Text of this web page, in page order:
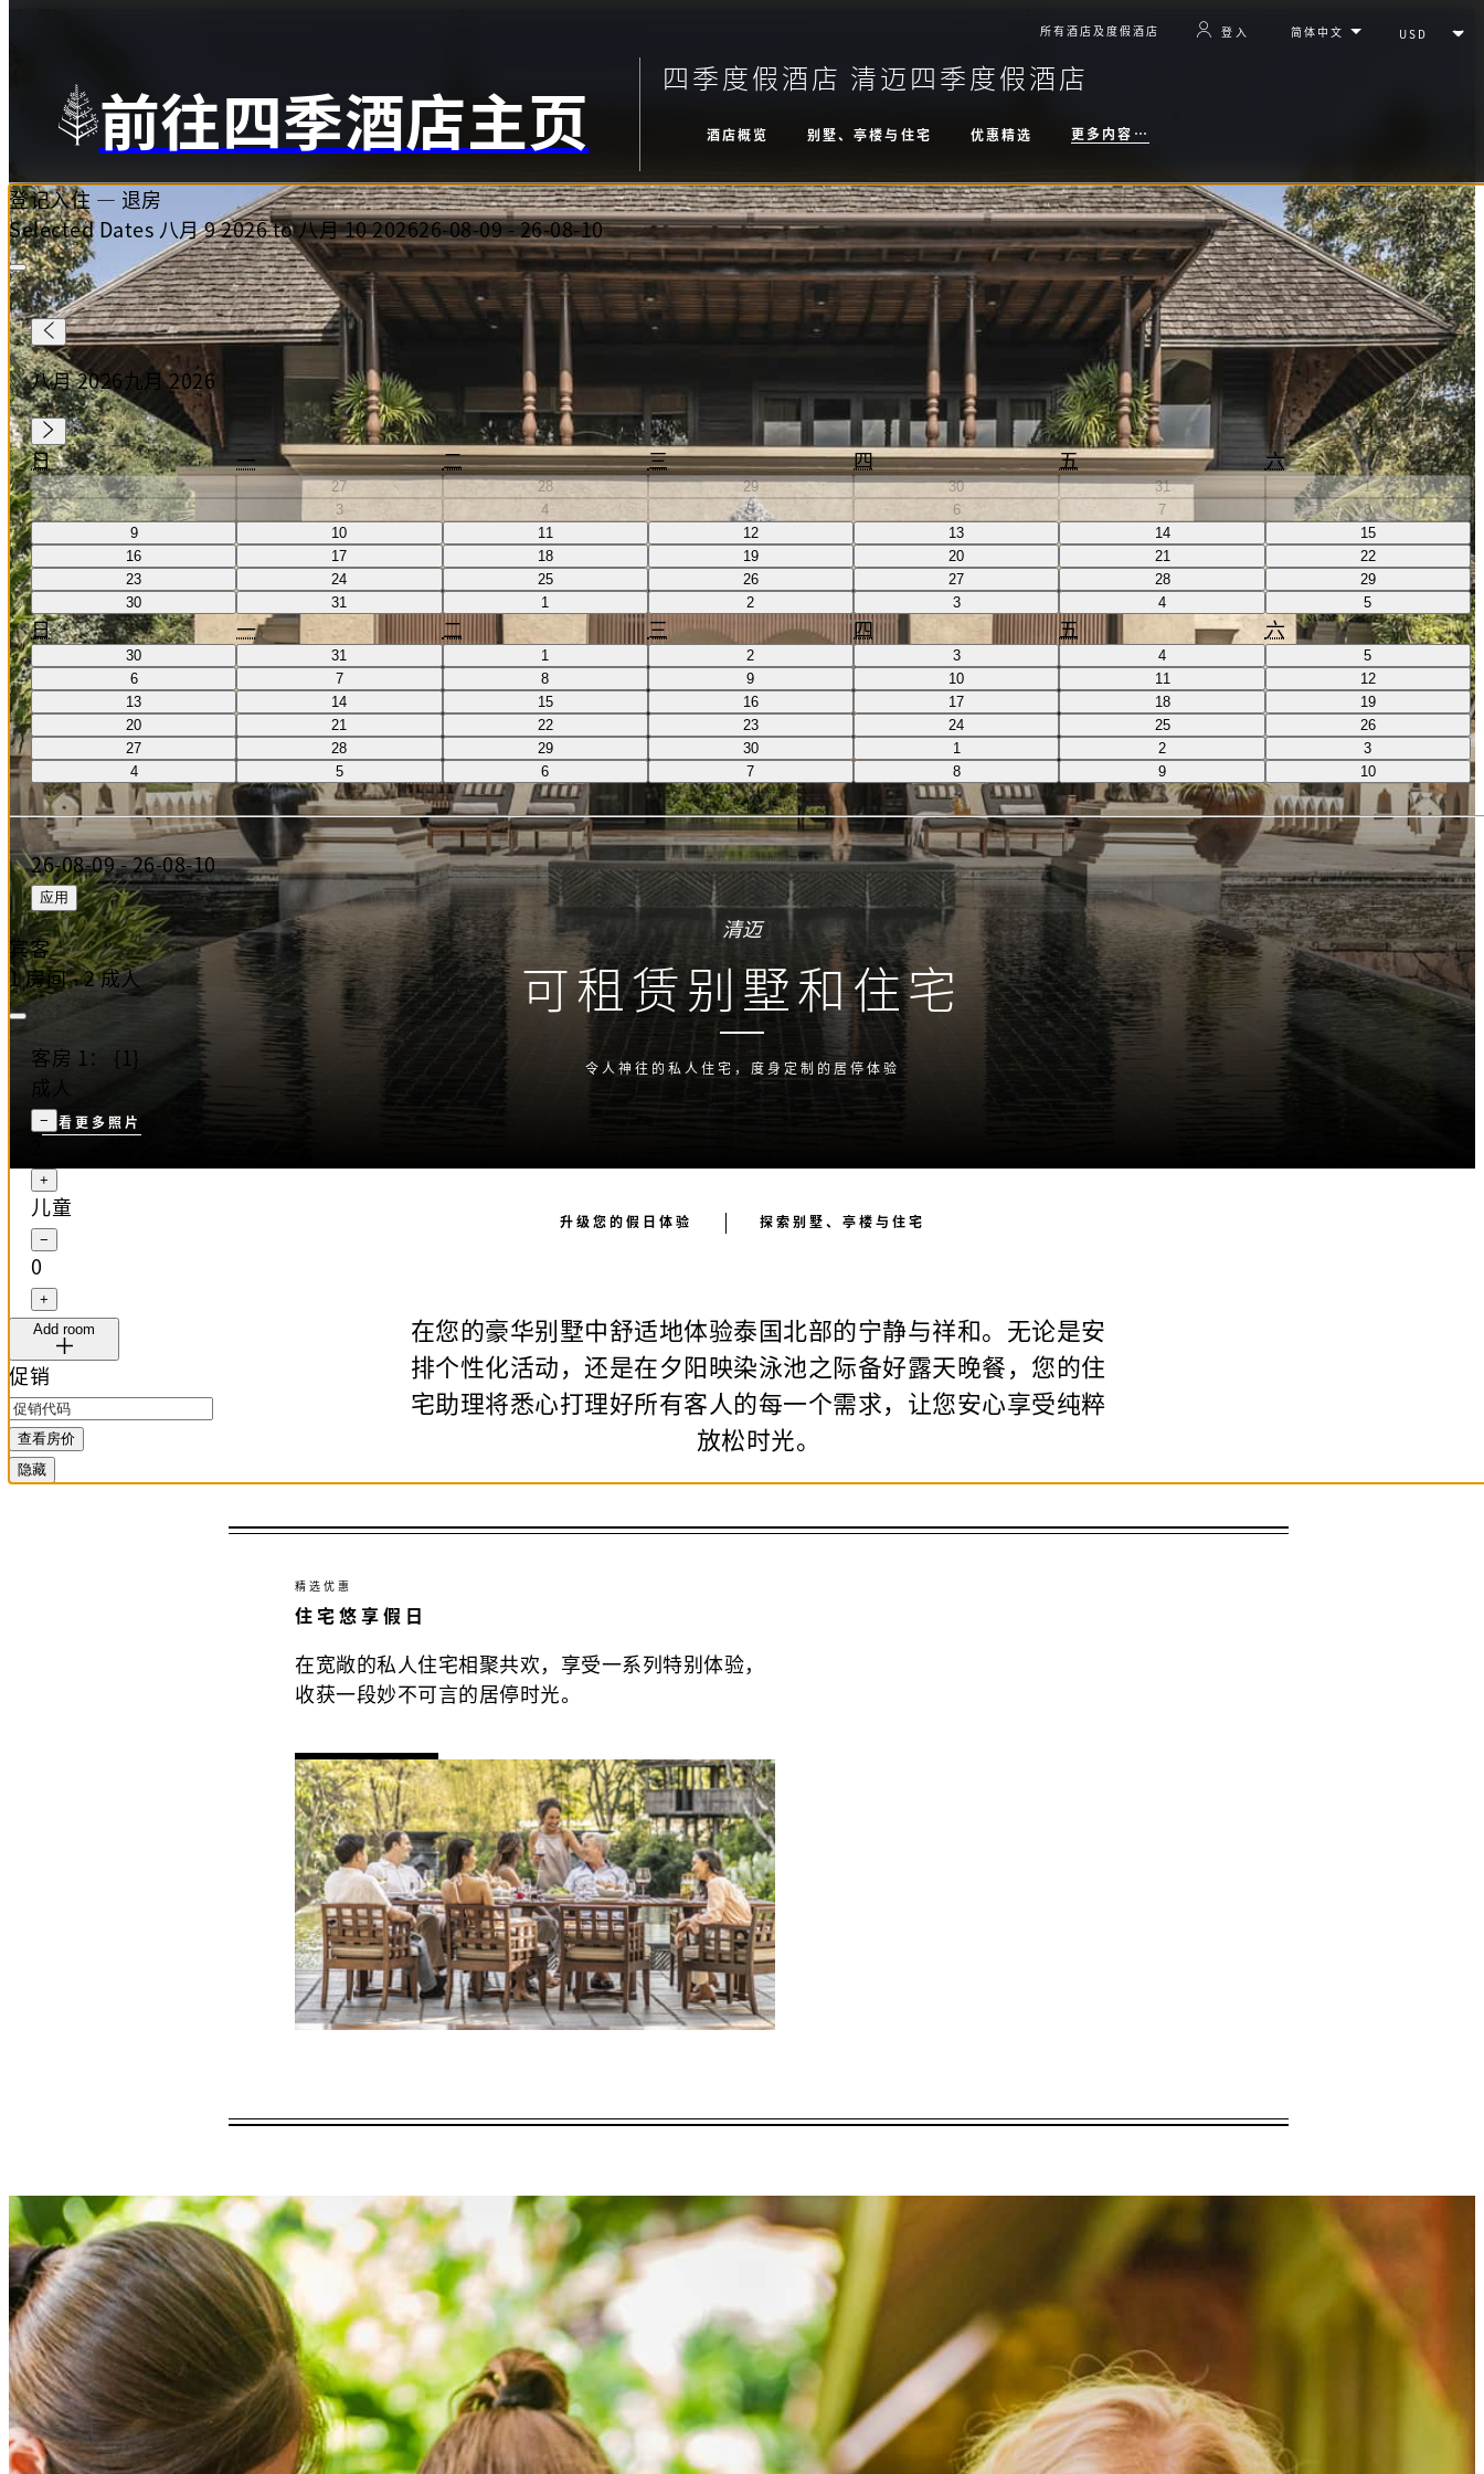
所有酒店及度假酒店 登入
前往四季酒店主页 四季度假酒店 清迈四季度假酒店
酒店概览 别墅、亭楼与住宅 优惠精选 更多内容…
登记入住 — 退房
Selected Dates 八月 9 2026 to 八月 10 202626-08-09-26-08-10
八月 2026九月 2026
日 一 二 三 四 五 六
26 27 28 29 30 31
1
2
3 4 5 6 7
8
9
10 11 12 13 14
15
16
17 18 19 20 21
22
23
24 25 26 27 28
29
30
31 1 2 3 4 5
日 一 二 三 四 五 六
30 31 1 2 3 4
5
6
7 8 9 10 11
12
13
14 15 16 17 18
19
20
21 22 23 24 25
26
27
28 29 30 1 2
3
4
5 6 7 8 9 10
26-08-09-26-08-10
应用
宾客
1 房间 - 2 成人
客房 1： {1}
成人
−
+
儿童
−
0
+
Add room
促销
查看房价
隐藏
查看更多照片
清迈
可租赁别墅和住宅
令人神往的私人住宅，度身定制的居停体验
升级您的假日体验 探索别墅、亭楼与住宅
在您的豪华别墅中舒适地体验泰国北部的宁静与祥和。无论是安
排个性化活动，还是在夕阳映染泳池之际备好露天晚餐，您的住
宅助理将悉心打理好所有客人的每一个需求，让您安心享受纯粹
放松时光。
精选优惠
住宅悠享假日
在宽敞的私人住宅相聚共欢，享受一系列特别体验，
收获一段妙不可言的居停时光。
详情 所有优惠
适用期限
优惠是否可用，视客房供应情况而定，并可能有限制使用日期及其他限制条件。
包含
每间卧室每日住宅内双人早餐
住宿期间每间卧室一次双人泰式凉亭“Chaan
Baan”文化中心私享文化活动（可选桑纸制作、
每次住宿每间卧室一次双人 60 分钟水疗护理